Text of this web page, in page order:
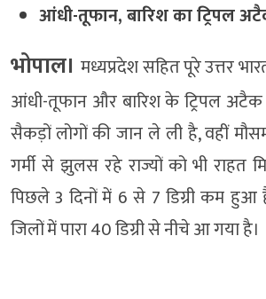
आंधी-तूफान, बारिश का ट्रिपल
भोपाल।मध्यप्रदेश सहित पूरे उत्तर
आंधी-तूफान और बारिश के ट्रिपल
सैकड़ों लोगों की जान ले ली है, वहीं
गर्मी से झुलस रहे राज्यों को भी राहत
पिछले 3 दिनों में 6 से 7 डिग्री कम हुआ
जिलों में पारा 40 डिग्री से नीचे आ गया है।